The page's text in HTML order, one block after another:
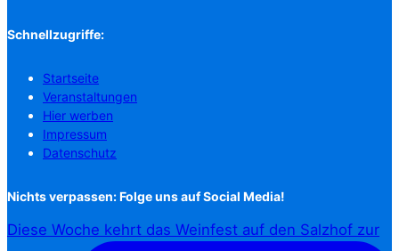
Schnellzugriffe:
Startseite
Veranstaltungen
Hier werben
Impressum
Datenschutz
Nichts verpassen: Folge uns auf Social Media!
Diese Woche kehrt das Weinfest auf den Salzhof zur